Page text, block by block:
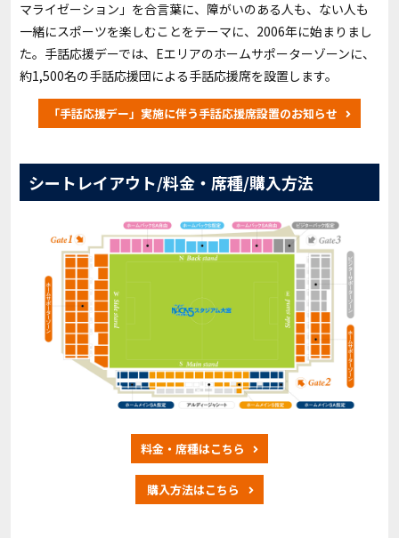
マライゼーション」を合言葉に、障がいのある人も、ない人も
一緒にスポーツを楽しむことをテーマに、2006年に始まりまし
た。手話応援デーでは、Eエリアのホームサポーターゾーンに、
約1,500名の手話応援団による手話応援席を設置します。
「手話応援デー」実施に伴う手話応援席設置のお知らせ
シートレイアウト/料金・席種/購入方法
料金・席種はこちら
購入方法はこちら